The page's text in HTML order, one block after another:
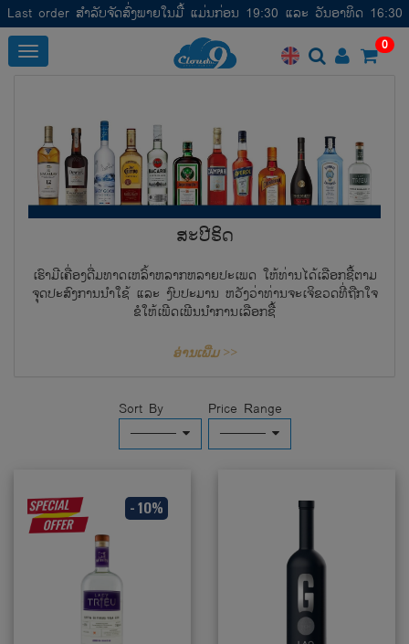
Last order ສໍາລັບຈັດສົ່ງພາຍໃນມື້ ແມ່ນກ່ອນ 19:30 ແລະ ວັນອາທິດ 16:30
Toggle
0
ສະປີຣິດ
ເຮົາມີເຄື່ອງດື່ມທາດເຫລົ້າຫລາກຫລາຍປະເພດ ໃຫ້ທ່ານໄດ້ເລືອກຊື້ຕາມ
ຈຸດປະສົງການນໍາໃຊ້ ແລະ ງົບປະມານ ຫວັງວ່າທ່ານຈະເຈິຂວດທີ່ຖືກໃຈ
ຂໍໃຫ້ເພີດເພີນນໍາການເລືອກຊື້
ອ່ານເພີ່ມ >>
Sort By
─────
Price Range
─────
- 10%